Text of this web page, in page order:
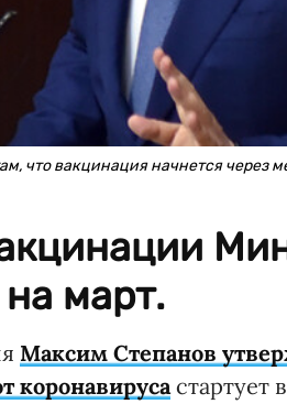
что вакцинация начнется через
март.
Максим Степанов
коронавирусастартует